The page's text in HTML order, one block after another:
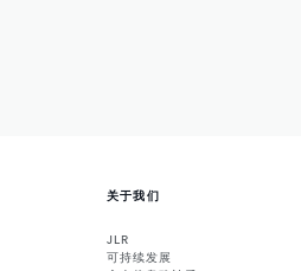
关于我们
JLR
可持续发展